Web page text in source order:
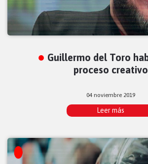
Guillermo del Toro
proceso creativo
04 noviembre 2019
Leer más